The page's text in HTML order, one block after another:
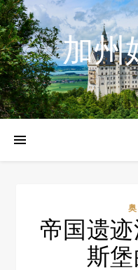
加州
帝国遗
斯